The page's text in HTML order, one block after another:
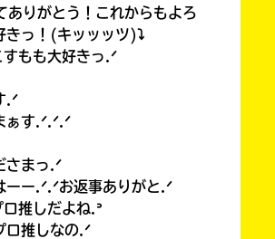
ありがとう！これからもよろ
きっ！(キッッッツ)⤵︎
もも大好きっ.ᐟ
.ᐟ
ぁす.ᐟ.ᐟ.ᐟ
さまっ.ᐟ
ーー.ᐟ.ᐟお返事ありがと.ᐟ
推しだよね.ᐣ
ロ推しなの.ᐟ